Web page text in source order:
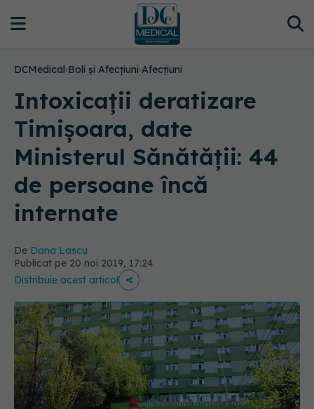
DCMedical›Boli și Afecțiuni›Afecțiuni
Intoxicații deratizare
Timișoara, date
Ministerul Sănătății: 44
de persoane încă
internate
De Dana Lascu
Publicat pe 20 noi 2019, 17:24
Distribuie acest articol